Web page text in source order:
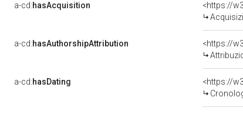
a-cd:hasAcquisition
<https://
a-cd:hasAuthorshipAttribution
<https://
a-cd:hasDating
<https://